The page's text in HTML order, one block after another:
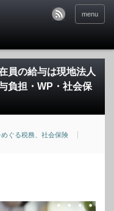
menu
員の給与は現地法人
負担・WP・社会保
ぐる税務、社会保険